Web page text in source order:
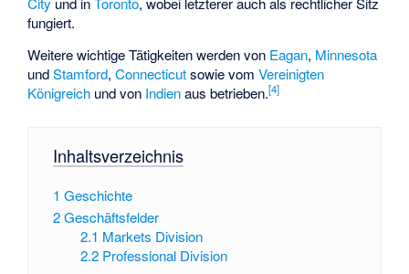
fungiert.
Weitere wichtige Tätigkeiten werden von Eagan, Minnesota
undStamford,Connecticutsowie vomVereinigten
Königreich und von Indienaus betrieben.[4]
Inhaltsverzeichnis
1 Geschichte
2Geschäftsfelder
2.1 Markets Division
2.2 Professional Division